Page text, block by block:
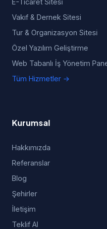
E-Ticaret Sitesi
Vakıf & Dernek Sitesi
Tur & Organizasyon Sitesi
Özel Yazılım Geliştirme
Web Tabanlı İş Yönetim
Tüm Hizmetler →
Kurumsal
Hakkımızda
Referanslar
Blog
Şehirler
İletişim
Teklif Al